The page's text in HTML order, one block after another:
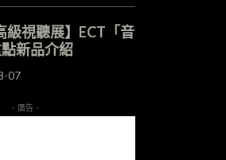
級視聽展】ECT「音
新品介紹
07
- 廣告 -